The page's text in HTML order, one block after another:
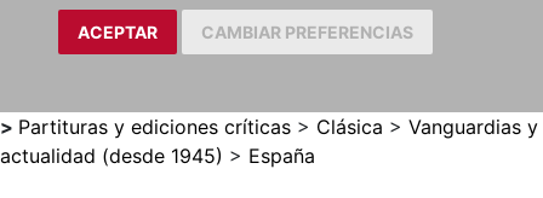
ACEPTAR CAMBIAR PREFERENCIAS
> Partituras y ediciones críticas > Clásica > Vanguardias y
actualidad (desde 1945) > España